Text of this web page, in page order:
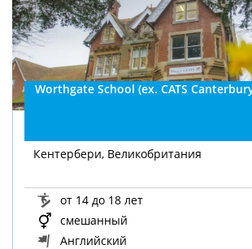
Worthgate School (ex. CATS
Кентербери, Великобритания
от 14 до 18 лет
смешанный
Английский